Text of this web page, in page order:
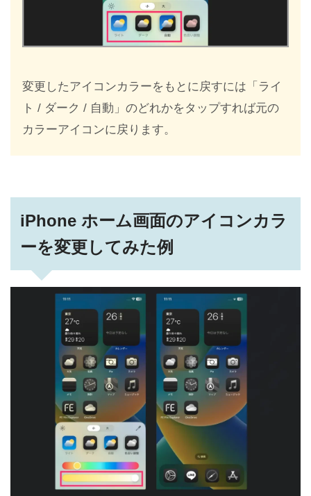
変更したアイコンカラーをもとに戻すには「ライ
ト / ダーク / 自動」のどれかをタップすれば元の
カラーアイコンに戻ります。
iPhone ホーム画面のアイコンカラ
ーを変更してみた例